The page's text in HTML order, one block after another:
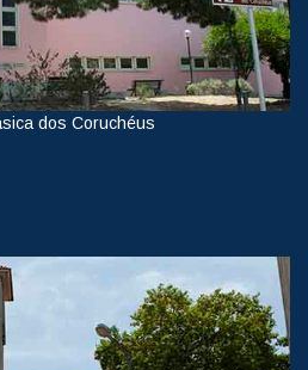
dos Coruchéus